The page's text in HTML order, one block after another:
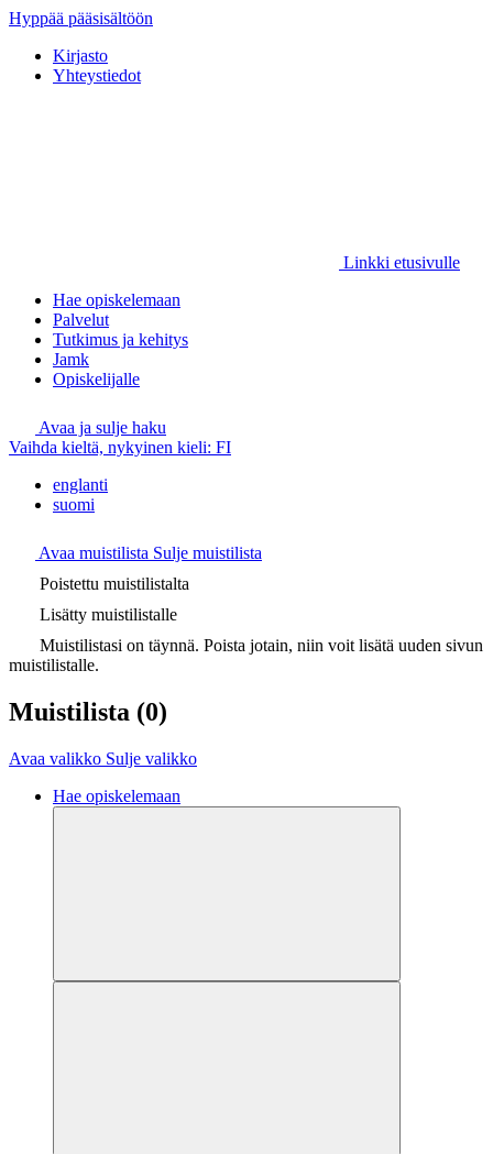
Hyppää pääsisältöön
Kirjasto
Yhteystiedot
Linkki etusivulle
Hae opiskelemaan
Palvelut
Tutkimus ja kehitys
Jamk
Opiskelijalle
Avaa ja sulje haku
Vaihda kieltä, nykyinen kieli: FI
englanti
suomi
Avaa muistilista Sulje muistilista
Poistettu muistilistalta
Lisätty muistilistalle
Muistilistasi on täynnä. Poista jotain, niin voit lisätä uuden sivun
muistilistalle.
Muistilista (0)
Avaa valikko Sulje valikko
Hae opiskelemaan